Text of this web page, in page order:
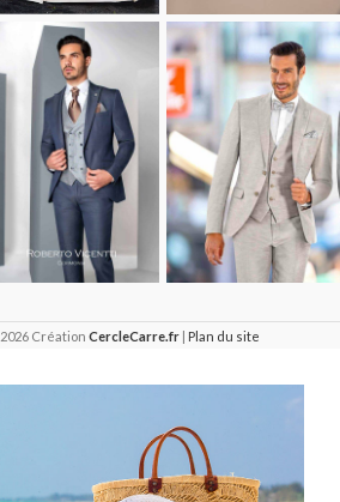
2026 Création CercleCarre.fr | Plan du site